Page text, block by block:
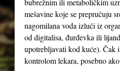
bubrežnim ili metaboličkim
mešavine koje se prepručuju
nagomilana voda izluči iz
od digitalisa, đurđevka ili
upotrebljavati kod kuće). Čak
kontrolom lekara, posebno